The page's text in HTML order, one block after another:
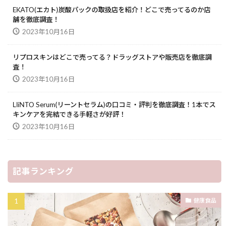
EKATO(エカト)炭酸パックの取扱店を紹介！どこで売ってるのか店
舗を徹底調査！
2023年10月16日
リプロスキンはどこで売ってる？ドラッグストアや販売店を徹底調
査！
2023年10月16日
LIiNTO Serum(リーントセラム)の口コミ・評判を徹底調査！1本でス
キンケアを完結できる手軽さが好評！
2023年10月16日
記事ランキング
健康食品